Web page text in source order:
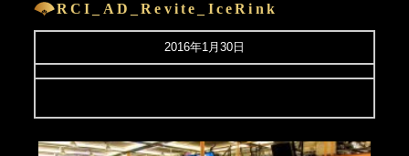
RCI_AD_Revite_IceRink
2016年1月30日